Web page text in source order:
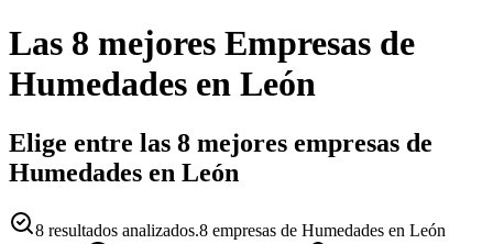
Las 8 mejores Empresas de
Humedades en León
Elige entre las 8 mejores empresas de
Humedades en León
8 resultados analizados.8 empresas de Humedades en León